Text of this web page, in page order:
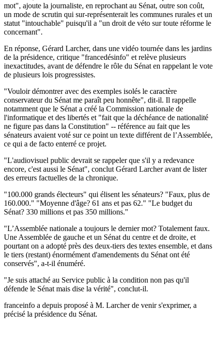
mot", ajoute la journaliste, en reprochant au Sénat, outre son coût,
un mode de scrutin qui sur-représenterait les communes rurales et un
statut "intouchable" puisqu'il a "un droit de véto sur toute réforme le
concernant".
En réponse, Gérard Larcher, dans une vidéo tournée dans les jardins
de la présidence, critique "francedésinfo" et relève plusieurs
inexactitudes, avant de défendre le rôle du Sénat en rappelant le vote
de plusieurs lois progressistes.
"Vouloir démontrer avec des exemples isolés le caractère
conservateur du Sénat me paraît peu honnête", dit-il. Il rappelle
notamment que le Sénat a créé la Commission nationale de
l'informatique et des libertés et "fait que la déchéance de nationalité
ne figure pas dans la Constitution" -- référence au fait que les
sénateurs avaient voté sur ce point un texte différent de l’Assemblée,
ce qui a de facto enterré ce projet.
"L'audiovisuel public devrait se rappeler que s'il y a redevance
encore, c'est aussi le Sénat", conclut Gérard Larcher avant de lister
des erreurs factuelles de la chronique.
"100.000 grands électeurs" qui élisent les sénateurs? "Faux, plus de
160.000." "Moyenne d'âge? 61 ans et pas 62." "Le budget du
Sénat? 330 millions et pas 350 millions."
"L’Assemblée nationale a toujours le dernier mot? Totalement faux.
Une Assemblée de gauche et un Sénat du centre et de droite, et
pourtant on a adopté près des deux-tiers des textes ensemble, et dans
le tiers (restant) énormément d'amendements du Sénat ont été
conservés", a-t-il énuméré.
"Je suis attaché au Service public à la condition non pas qu'il
défende le Sénat mais dise la vérité", conclut-il.
franceinfo a depuis proposé à M. Larcher de venir s'exprimer, a
précisé la présidence du Sénat.